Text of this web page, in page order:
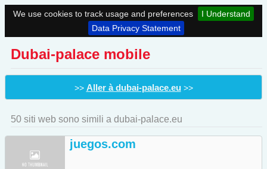
We use cookies to track usage and preferences
I Understand
Data Privacy Statement
Dubai-palace mobile
>> Aller à dubai-palace.eu>>
50 siti web sono simili a dubai-palace.eu
juegos.com